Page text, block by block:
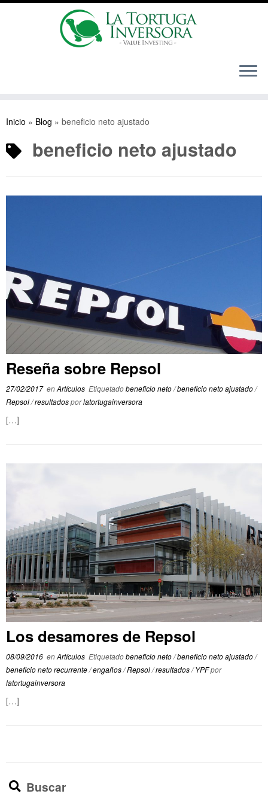
Inicio » Blog » beneficio neto ajustado
beneficio neto ajustado
Reseña sobre Repsol
27/02/2017enArtículos Etiquetadobeneficio neto/beneficio neto ajustado/
Repsol/resultadosporlatortugainversora
[…]
Los desamores de Repsol
08/09/2016 enArtículos Etiquetadobeneficio neto/beneficio neto ajustado/
beneficio neto recurrente/engaños/Repsol/resultados/YPFpor
latortugainversora
[…]
Buscar